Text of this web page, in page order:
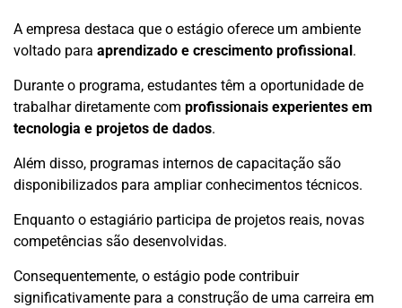
A empresa destaca que o estágio oferece um ambiente
voltado para aprendizado e crescimento profissional .
Durante o programa, estudantes têm a oportunidade de
trabalhar diretamente com profissionais experientes em
tecnologia e projetos de dados.
Além disso, programas internos de capacitação são
disponibilizados para ampliar conhecimentos técnicos.
Enquanto o estagiário participa de projetos reais, novas
competências são desenvolvidas.
Consequentemente, o estágio pode contribuir
significativamente para a construção de uma carreira em